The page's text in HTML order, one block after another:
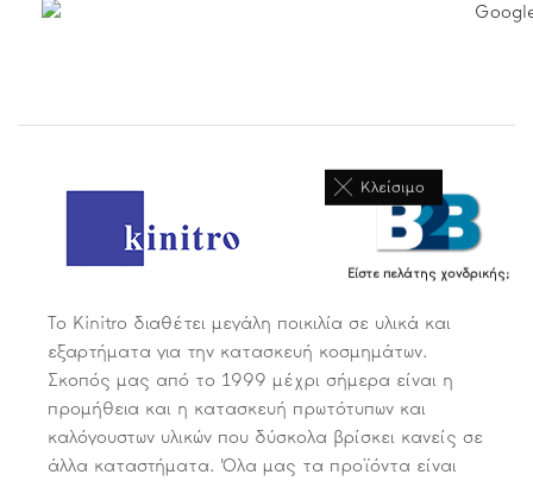
Κλείσιμο
Είστε πελάτης χονδρικής;
Το Kinitro διαθέτει μεγάλη ποικιλία σε υλικά και
εξαρτήματα για την κατασκευή κοσμημάτων.
Σκοπός μας από το 1999 μέχρι σήμερα είναι η
προμήθεια και η κατασκευή πρωτότυπων και
καλόγουστων υλικών που δύσκολα βρίσκει κανείς σε
άλλα καταστήματα. Όλα μας τα προϊόντα είναι